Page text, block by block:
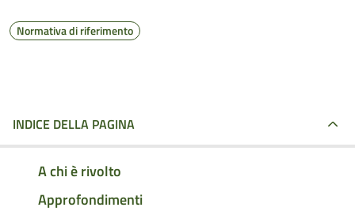
Normativa di riferimento
INDICE DELLA PAGINA
A chi è rivolto
Approfondimenti